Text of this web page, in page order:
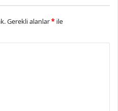
Gerekli alanlar* ile